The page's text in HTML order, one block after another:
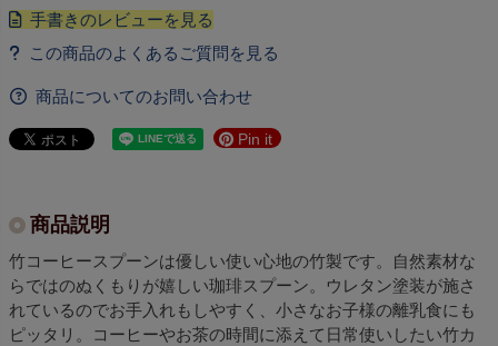
商品についてのお問い合わせ
Pin it
商品説明
竹コーヒースプーンは優しい使い心地の竹製です。自然素材な
らではのぬくもりが嬉しい珈琲スプーン。ウレタン塗装が施さ
れているのでお手入れもしやすく、小さなお子様の離乳食にも
ピッタリ。コーヒーやお茶の時間に添えて日常使いしたい竹カ